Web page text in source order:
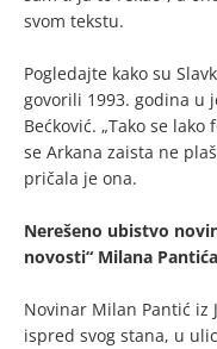
svom tekstu.
Pogledajte kako su
govorili 1993. godina u
Bećković. „Tako se
se Arkana zaista ne
pričala je ona.
Nerešeno ubistvo
novosti“ Milana Pantića
Novinar Milan Pantić iz
ispred svog stana, u